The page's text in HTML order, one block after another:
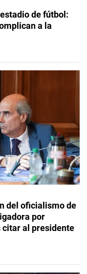
de fútbol:
a la
del oficialismo de
por
citar al presidente